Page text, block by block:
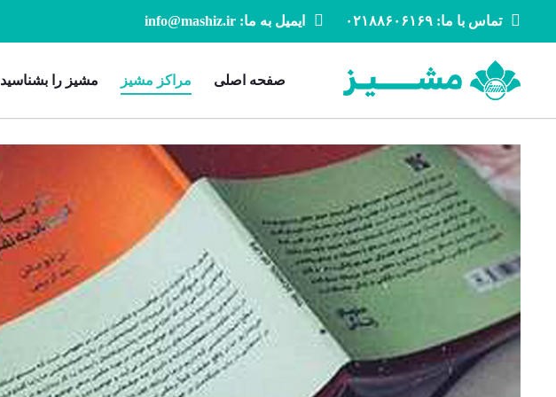
تماس با ما: ۰۲۱۸۸۶۰۶۱۶۹ ایمیل به ما: info@mashiz.ir
صفحه اصلی مراکز مشیز مشیز را بشناسید